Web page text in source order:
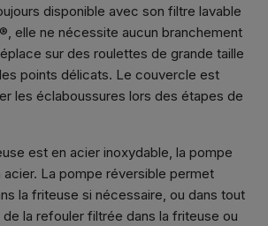
disponible avec son filtre lavable
elle ne nécessite aucun branchement
sur des roulettes de grande taille
points délicats. Le couvercle est
les éclaboussures lors des étapes de
est en acier inoxydable, la pompe
acier. La pompe réversible permet
la friteuse si nécessaire, ou dans tout
la refouler filtrée dans la friteuse ou